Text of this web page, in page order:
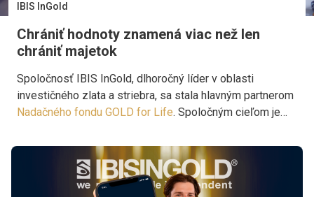
IBIS InGold
Chrániť hodnoty znamená viac než len
chrániť majetok
Spoločnosť IBIS InGold, dlhoročný líder v oblasti
investičného zlata a striebra, sa stala hlavným partnerom
Nadačného fondu GOLD for Life. Spoločným cieľom je
skutočne potrebná.